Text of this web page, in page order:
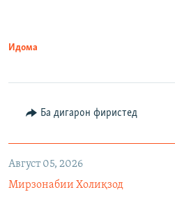
Идома
Ба дигарон фиристед
Август 05, 2026
Мирзонабии Холиқзод